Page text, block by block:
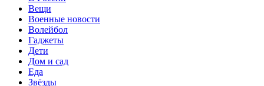
Вещи
Военные новости
Волейбол
Гаджеты
Дети
Дом и сад
Еда
Звёзды